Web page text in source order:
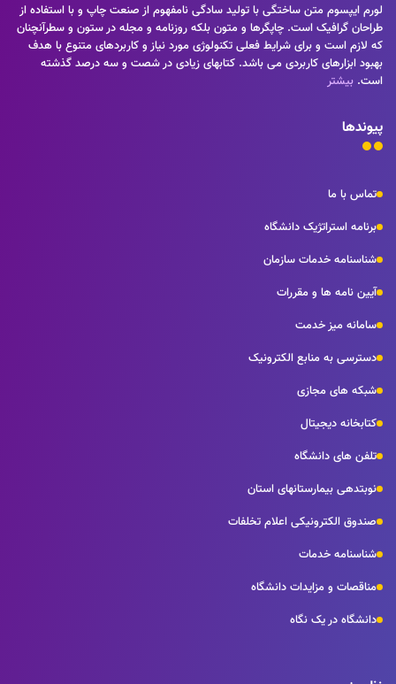
لورم ایپسوم متن ساختگی با تولید سادگی نامفهوم از صنعت چاپ و با استفاده از
طراحان گرافیک است. چاپگرها و متون بلکه روزنامه و مجله در ستون و سطرآنچنان
که لازم است و برای شرایط فعلی تکنولوژی مورد نیاز و کاربردهای متنوع با هدف
بهبود ابزارهای کاربردی می باشد. کتابهای زیادی در شصت و سه درصد گذشته
است. بیشتر
پیوندها
تماس با ما
برنامه استراتژیک دانشگاه
شناسنامه خدمات سازمان
آیین نامه ها و مقررات
سامانه میز خدمت
دسترسی به منابع الکترونیک
شبکه های مجازی
کتابخانه دیجیتال
تلفن های دانشگاه
نوبتدهی بیمارستانهای استان
صندوق الکترونیکی اعلام تخلفات
شناسنامه خدمات
مناقصات و مزایدات دانشگاه
دانشگاه در یک نگاه